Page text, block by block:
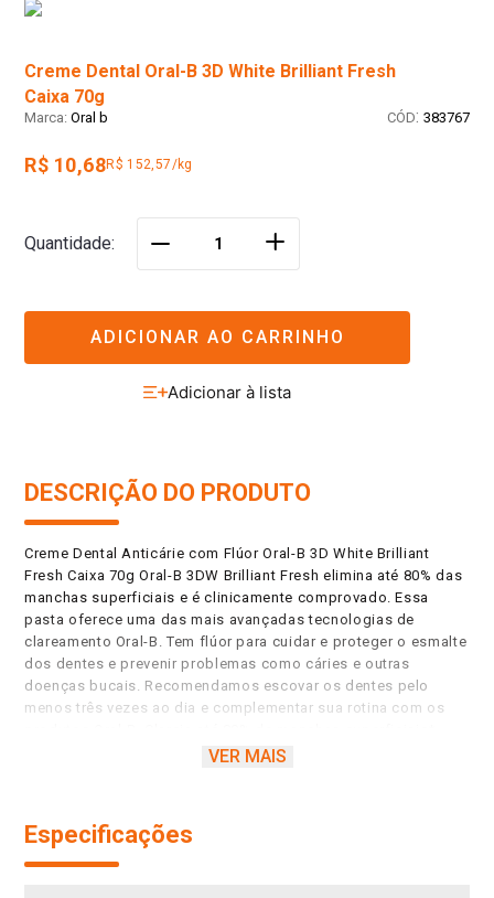
Creme Dental Oral-B 3D White Brilliant Fresh
Caixa 70g
Oral b : 383767
R$ 10,68R$ 152,57/kg
Quantidade ＋
ADICIONAR AO CARRINHO
DESCRIÇÃO DO PRODUTO
Creme Dental Anticárie com Flúor Oral-B 3D White Brilliant
Fresh Caixa 70g Oral-B 3DW Brilliant Fresh elimina até 80% das
manchas superficiais e é clinicamente comprovado. Essa
pasta oferece uma das mais avançadas tecnologias de
clareamento Oral-B. Tem flúor para cuidar e proteger o esmalte
dos dentes e prevenir problemas como cáries e outras
doenças bucais. Recomendamos escovar os dentes pelo
menos três vezes ao dia e complementar sua rotina com os
Comprovado clinicamente. Clareia manchas superficiais até na
VER MAIS
Especificações